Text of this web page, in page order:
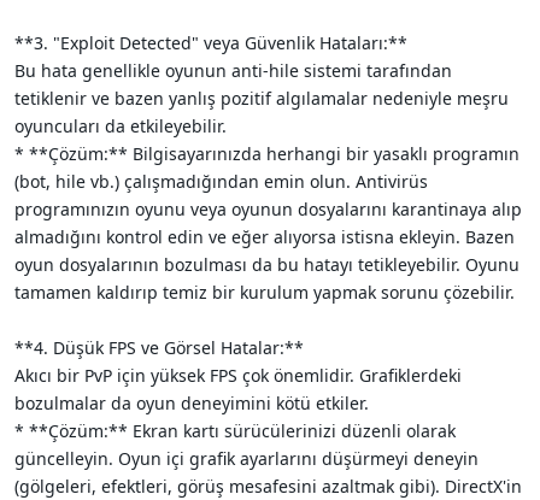
**3. "Exploit Detected" veya Güvenlik Hataları:**
Bu hata genellikle oyunun anti-hile sistemi tarafından
tetiklenir ve bazen yanlış pozitif algılamalar nedeniyle meşru
oyuncuları da etkileyebilir.
* **Çözüm:** Bilgisayarınızda herhangi bir yasaklı programın
(bot, hile vb.) çalışmadığından emin olun. Antivirüs
programınızın oyunu veya oyunun dosyalarını karantinaya alıp
almadığını kontrol edin ve eğer alıyorsa istisna ekleyin. Bazen
oyun dosyalarının bozulması da bu hatayı tetikleyebilir. Oyunu
tamamen kaldırıp temiz bir kurulum yapmak sorunu çözebilir.
**4. Düşük FPS ve Görsel Hatalar:**
Akıcı bir PvP için yüksek FPS çok önemlidir. Grafiklerdeki
bozulmalar da oyun deneyimini kötü etkiler.
* **Çözüm:** Ekran kartı sürücülerinizi düzenli olarak
güncelleyin. Oyun içi grafik ayarlarını düşürmeyi deneyin
(gölgeleri, efektleri, görüş mesafesini azaltmak gibi). DirectX'in